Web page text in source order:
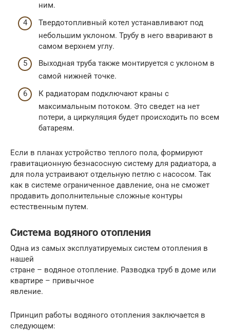
ним.
Твердотопливный котел устанавливают под
небольшим уклоном. Трубу в него вваривают в
самом верхнем углу.
Выходная труба также монтируется с уклоном в
самой нижней точке.
К радиаторам подключают краны с
максимальным потоком. Это сведет на нет
потери, а циркуляция будет происходить по всем
батареям.
Если в планах устройство теплого пола, формируют
гравитационную безнасосную систему для радиатора, а
для пола устраивают отдельную петлю с насосом. Так
как в системе ограниченное давление, она не сможет
продавить дополнительные сложные контуры
естественным путем.
Система водяного отопления
Одна из самых эксплуатируемых систем отопления в
нашей
стране – водяное отопление. Разводка труб в доме или
квартире – привычное
явление.
Принцип работы водяного отопления заключается в
следующем: